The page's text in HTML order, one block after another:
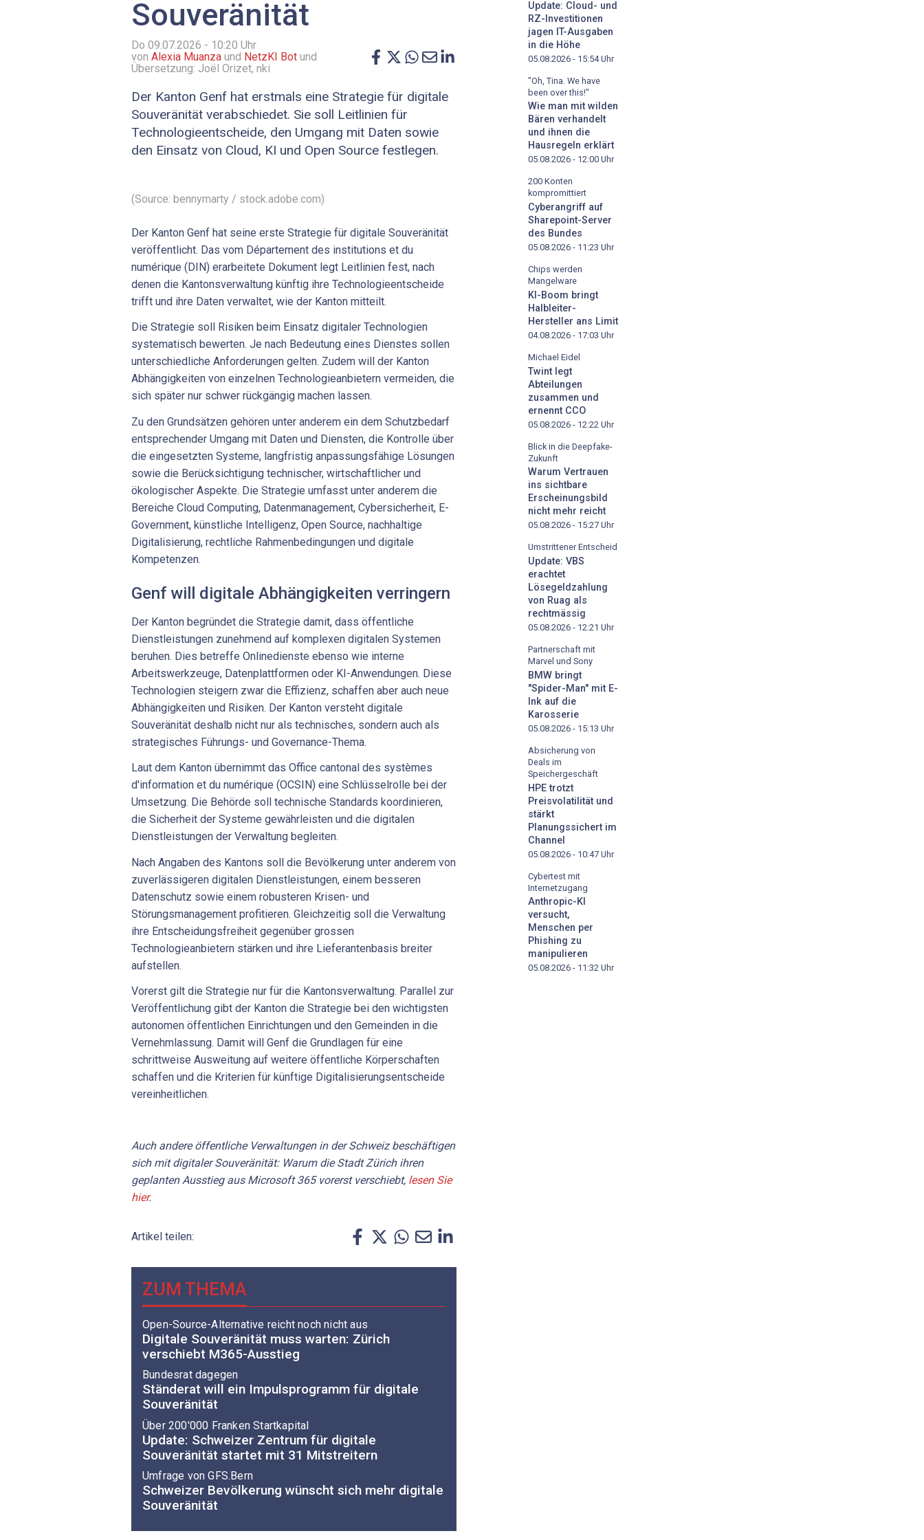
Souveränität
Do 09.07.2026 - 10:20 Uhr
von Alexia Muanza und NetzKI Bot und
Übersetzung: Joël Orizet, nki
Der Kanton Genf hat erstmals eine Strategie für digitale
Souveränität verabschiedet. Sie soll Leitlinien für
Technologieentscheide, den Umgang mit Daten sowie
den Einsatz von Cloud, KI und Open Source festlegen.
(Source: bennymarty / stock.adobe.com)
Der Kanton Genf hat seine erste Strategie für digitale Souveränität
veröffentlicht. Das vom Département des institutions et du
numérique (DIN) erarbeitete Dokument legt Leitlinien fest, nach
denen die Kantonsverwaltung künftig ihre Technologieentscheide
trifft und ihre Daten verwaltet, wie der Kanton mitteilt.
Die Strategie soll Risiken beim Einsatz digitaler Technologien
systematisch bewerten. Je nach Bedeutung eines Dienstes sollen
unterschiedliche Anforderungen gelten. Zudem will der Kanton
Abhängigkeiten von einzelnen Technologieanbietern vermeiden, die
sich später nur schwer rückgängig machen lassen.
Zu den Grundsätzen gehören unter anderem ein dem Schutzbedarf
entsprechender Umgang mit Daten und Diensten, die Kontrolle über
die eingesetzten Systeme, langfristig anpassungsfähige Lösungen
sowie die Berücksichtigung technischer, wirtschaftlicher und
ökologischer Aspekte. Die Strategie umfasst unter anderem die
Bereiche Cloud Computing, Datenmanagement, Cybersicherheit, E-
Government, künstliche Intelligenz, Open Source, nachhaltige
Digitalisierung, rechtliche Rahmenbedingungen und digitale
Kompetenzen.
Genf will digitale Abhängigkeiten verringern
Der Kanton begründet die Strategie damit, dass öffentliche
Dienstleistungen zunehmend auf komplexen digitalen Systemen
beruhen. Dies betreffe Onlinedienste ebenso wie interne
Arbeitswerkzeuge, Datenplattformen oder KI-Anwendungen. Diese
Technologien steigern zwar die Effizienz, schaffen aber auch neue
Abhängigkeiten und Risiken. Der Kanton versteht digitale
Souveränität deshalb nicht nur als technisches, sondern auch als
strategisches Führungs- und Governance-Thema.
Laut dem Kanton übernimmt das Office cantonal des systèmes
d'information et du numérique (OCSIN) eine Schlüsselrolle bei der
Umsetzung. Die Behörde soll technische Standards koordinieren,
die Sicherheit der Systeme gewährleisten und die digitalen
Dienstleistungen der Verwaltung begleiten.
Nach Angaben des Kantons soll die Bevölkerung unter anderem von
zuverlässigeren digitalen Dienstleistungen, einem besseren
Datenschutz sowie einem robusteren Krisen- und
Störungsmanagement profitieren. Gleichzeitig soll die Verwaltung
ihre Entscheidungsfreiheit gegenüber grossen
Technologieanbietern stärken und ihre Lieferantenbasis breiter
aufstellen.
Vorerst gilt die Strategie nur für die Kantonsverwaltung. Parallel zur
Veröffentlichung gibt der Kanton die Strategie bei den wichtigsten
autonomen öffentlichen Einrichtungen und den Gemeinden in die
Vernehmlassung. Damit will Genf die Grundlagen für eine
schrittweise Ausweitung auf weitere öffentliche Körperschaften
schaffen und die Kriterien für künftige Digitalisierungsentscheide
vereinheitlichen.
Auch andere öffentliche Verwaltungen in der Schweiz beschäftigen
sich mit digitaler Souveränität: Warum die Stadt Zürich ihren
geplanten Ausstieg aus Microsoft 365 vorerst verschiebt, lesen Sie
hier.
Artikel teilen:
ZUM THEMA
Open-Source-Alternative reicht noch nicht aus
Digitale Souveränität muss warten: Zürich
verschiebt M365-Ausstieg
Bundesrat dagegen
Ständerat will ein Impulsprogramm für digitale
Souveränität
Über 200'000 Franken Startkapital
Update: Schweizer Zentrum für digitale
Souveränität startet mit 31 Mitstreitern
Umfrage von GFS.Bern
Schweizer Bevölkerung wünscht sich mehr digitale
Souveränität
Update: Cloud- und
RZ-Investitionen
jagen IT-Ausgaben
in die Höhe
05.08.2026 - 15:54Uhr
"Oh, Tina. We have
been over this!"
Wie man mit wilden
Bären verhandelt
und ihnen die
Hausregeln erklärt
05.08.2026 - 12:00 Uhr
200 Konten
kompromittiert
Cyberangriff auf
Sharepoint-Server
des Bundes
05.08.2026 - 11:23 Uhr
Chips werden
Mangelware
KI-Boom bringt
Halbleiter-
Hersteller ans Limit
04.08.2026 - 17:03 Uhr
Michael Eidel
Twint legt
Abteilungen
zusammen und
ernennt CCO
05.08.2026 - 12:22 Uhr
Blick in die Deepfake-
Zukunft
Warum Vertrauen
ins sichtbare
Erscheinungsbild
nicht mehr reicht
05.08.2026 - 15:27 Uhr
Umstrittener Entscheid
Update: VBS
erachtet
Lösegeldzahlung
von Ruag als
rechtmässig
05.08.2026 - 12:21 Uhr
Partnerschaft mit
Marvel und Sony
BMW bringt
"Spider-Man" mit E-
Ink auf die
Karosserie
05.08.2026 - 15:13 Uhr
Absicherung von
Deals im
Speichergeschäft
HPE trotzt
Preisvolatilität und
stärkt
Planungssichert im
Channel
05.08.2026 - 10:47 Uhr
Cybertest mit
Internetzugang
Anthropic-KI
versucht,
Menschen per
Phishing zu
manipulieren
05.08.2026 - 11:32 Uhr